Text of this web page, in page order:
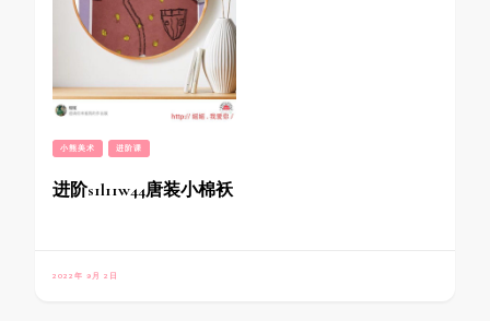
小熊美术 进阶课
进阶s1l11w44唐装小棉袄
2022年 9月 2日